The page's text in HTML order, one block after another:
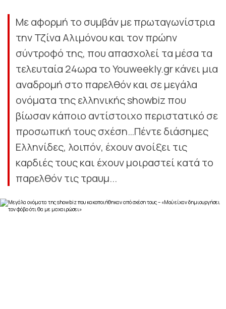
Με αφορμή το συμβάν με πρωταγωνίστρια
την Τζίνα Αλιμόνου και τον πρώην
σύντροφό της, που απασχολεί τα μέσα τα
τελευταία 24ωρα το Youweekly.gr κάνει μια
αναδρομή στο παρελθόν και σε μεγάλα
ονόματα της ελληνικής showbiz που
βίωσαν κάποιο αντίστοιχο περιστατικό σε
προσωπική τους σχέση…Πέντε διάσημες
Ελληνίδες, λοιπόν, έχουν ανοίξει τις
καρδιές τους και έχουν μοιραστεί κατά το
παρελθόν τις τραυμ...